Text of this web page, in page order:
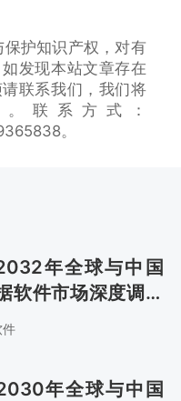
护知识产权，对有
发现本站文章存在
联系我们，我们将
联系方式：
。
年全球与中国
软件市场深度调查
展趋势报告
年全球与中国